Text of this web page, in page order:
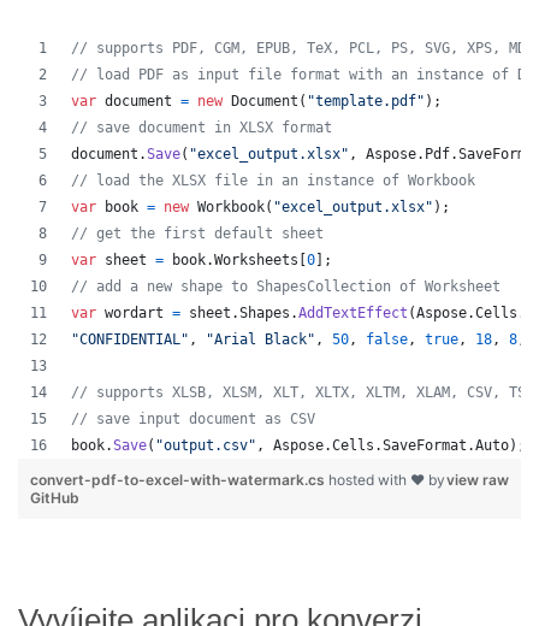
// supports PDF, CGM, EPUB, TeX, PCL, PS, SVG, XPS,
// load PDF as input file format with an instance of
var document = new Document ( "template.pdf" ) ;
// save document in XLSX format
document .Save( "excel_output.xlsx" , Aspose. Pdf.
// load the XLSX file in an instance of Workbook
var
book = new Workbook( "excel_output.xlsx" ) ;
// get the first default sheet
var sheet = book.Worksheets 0
;
// add a new shape to ShapesCollection of Worksheet
var wordart = sheet .Shapes .AddTextEffect (Aspose.Cells .
"CONFIDENTIAL" , "Arial Black" , 50, false, true, 18, 8,
// supports XLSB, XLSM, XLT, XLTX, XLTM, XLAM, CSV,
// save input document as CSV
book.Save( "output.csv" , Aspose.Cells .SaveFormat .Auto) ;
view raw
convert-pdf-to-excel-with-watermark.cs hosted with ❤ by
GitHub